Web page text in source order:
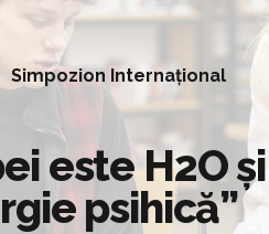
Simpozion Internațional
este H2O
psihică”